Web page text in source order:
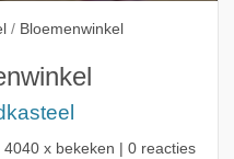
/ Bloemenwinkel
x bekeken | 0 reacties